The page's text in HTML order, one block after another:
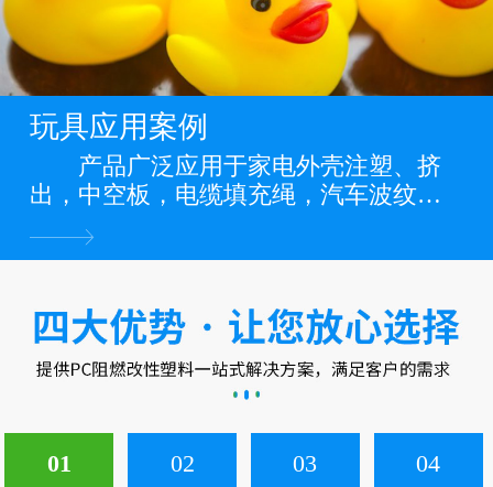
玩具应用案例
产品广泛应用于家电外壳注塑、挤
出，中空板，电缆填充绳，汽车波纹
管，缠绕管，电力管道，PP管，PP板
材，PP片材，PP膜等各类PP料阻燃制品
01 02 03 04